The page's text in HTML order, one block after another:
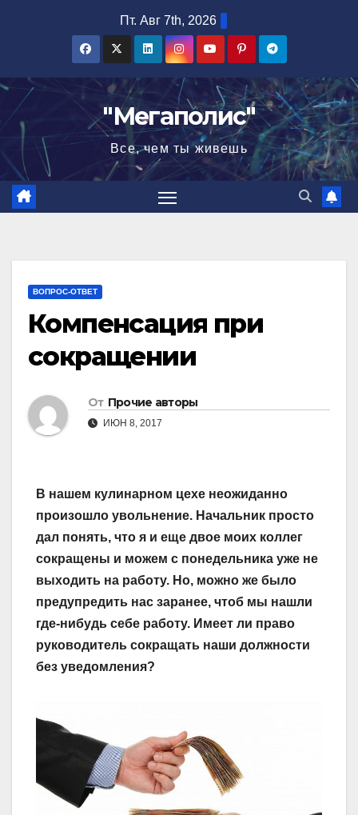
Пт. Авг 7th, 2026
"Мегаполис"
Все, чем ты живешь
ВОПРОС-ОТВЕТ
Компенсация при
сокращении
От Прочие авторы
ИЮН 8, 2017
В нашем кулинарном цехе неожиданно
произошло увольнение. Начальник просто
дал понять, что я и еще двое моих коллег
сокращены и можем с понедельника уже не
выходить на работу. Но, можно же было
предупредить нас заранее, чтоб мы нашли
где-нибудь себе работу. Имеет ли право
руководитель сокращать наши должности
без уведомления?